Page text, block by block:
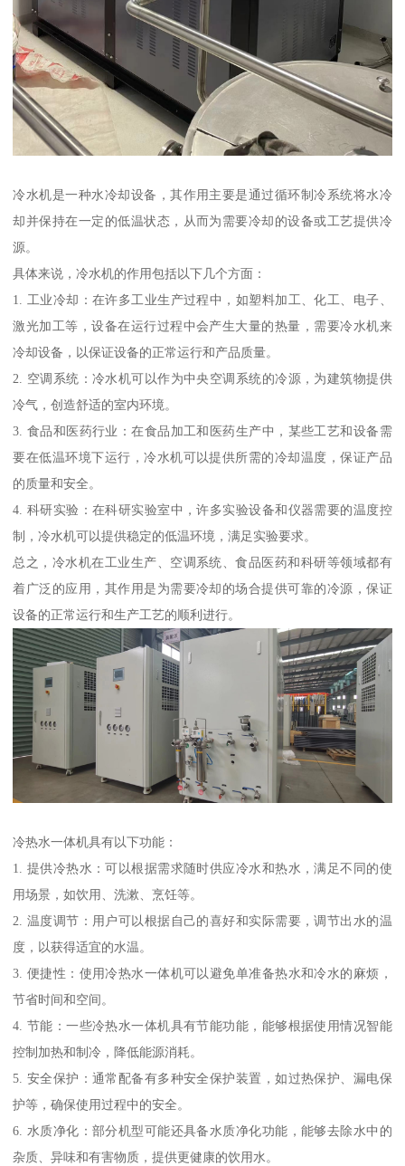
冷水机是一种水冷却设备，其作用主要是通过循环制冷系统将水冷
却并保持在一定的低温状态，从而为需要冷却的设备或工艺提供冷
源。
具体来说，冷水机的作用包括以下几个方面：
1. 工业冷却：在许多工业生产过程中，如塑料加工、化工、电子、
激光加工等，设备在运行过程中会产生大量的热量，需要冷水机来
冷却设备，以保证设备的正常运行和产品质量。
2. 空调系统：冷水机可以作为中央空调系统的冷源，为建筑物提供
冷气，创造舒适的室内环境。
3. 食品和医药行业：在食品加工和医药生产中，某些工艺和设备需
要在低温环境下运行，冷水机可以提供所需的冷却温度，保证产品
的质量和安全。
4. 科研实验：在科研实验室中，许多实验设备和仪器需要的温度控
制，冷水机可以提供稳定的低温环境，满足实验要求。
总之，冷水机在工业生产、空调系统、食品医药和科研等领域都有
着广泛的应用，其作用是为需要冷却的场合提供可靠的冷源，保证
设备的正常运行和生产工艺的顺利进行。
冷热水一体机具有以下功能：
1. 提供冷热水：可以根据需求随时供应冷水和热水，满足不同的使
用场景，如饮用、洗漱、烹饪等。
2. 温度调节：用户可以根据自己的喜好和实际需要，调节出水的温
度，以获得适宜的水温。
3. 便捷性：使用冷热水一体机可以避免单准备热水和冷水的麻烦，
节省时间和空间。
4. 节能：一些冷热水一体机具有节能功能，能够根据使用情况智能
控制加热和制冷，降低能源消耗。
5. 安全保护：通常配备有多种安全保护装置，如过热保护、漏电保
护等，确保使用过程中的安全。
6. 水质净化：部分机型可能还具备水质净化功能，能够去除水中的
杂质、异味和有害物质，提供更健康的饮用水。